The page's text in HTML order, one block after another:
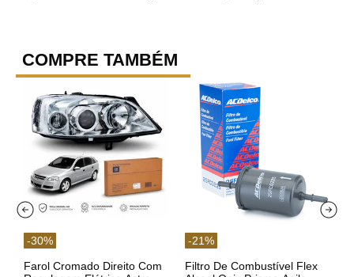
COMPRE TAMBÉM
-30%
Farol Cromado Direito Com
-21%
Filtro De Combustível Flex